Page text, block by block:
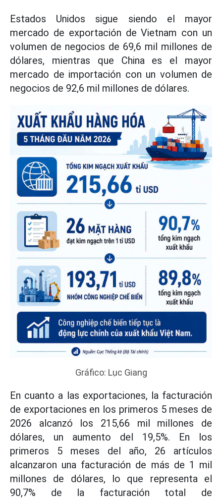
Estados Unidos sigue siendo el mayor
mercado de exportación de Vietnam con un
volumen de negocios de 69,6 mil millones de
dólares, mientras que China es el mayor
mercado de importación con un volumen de
negocios de 92,6 mil millones de dólares.
Gráfico: Lục Giang
En cuanto a las exportaciones, la facturación
de exportaciones en los primeros 5 meses de
2026 alcanzó los 215,66 mil millones de
dólares, un aumento del 19,5%. En los
primeros 5 meses del año, 26 artículos
alcanzaron una facturación de más de 1 mil
millones de dólares, lo que representa el
90,7% de la facturación total de